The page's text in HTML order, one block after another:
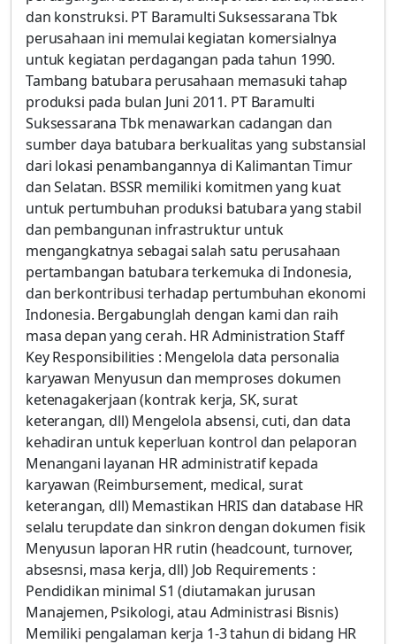
dan konstruksi. PT Baramulti Suksessarana Tbk
perusahaan ini memulai kegiatan komersialnya
untuk kegiatan perdagangan pada tahun 1990.
Tambang batubara perusahaan memasuki tahap
produksi pada bulan Juni 2011. PT Baramulti
Suksessarana Tbk menawarkan cadangan dan
sumber daya batubara berkualitas yang substansial
dari lokasi penambangannya di Kalimantan Timur
dan Selatan. BSSR memiliki komitmen yang kuat
untuk pertumbuhan produksi batubara yang stabil
dan pembangunan infrastruktur untuk
mengangkatnya sebagai salah satu perusahaan
pertambangan batubara terkemuka di Indonesia,
dan berkontribusi terhadap pertumbuhan ekonomi
Indonesia. Bergabunglah dengan kami dan raih
masa depan yang cerah. HR Administration Staff
Key Responsibilities : Mengelola data personalia
karyawan Menyusun dan memproses dokumen
ketenagakerjaan (kontrak kerja, SK, surat
keterangan, dll) Mengelola absensi, cuti, dan data
kehadiran untuk keperluan kontrol dan pelaporan
Menangani layanan HR administratif kepada
karyawan (Reimbursement, medical, surat
keterangan, dll) Memastikan HRIS dan database HR
selalu terupdate dan sinkron dengan dokumen fisik
Menyusun laporan HR rutin (headcount, turnover,
absesnsi, masa kerja, dll) Job Requirements :
Pendidikan minimal S1 (diutamakan jurusan
Manajemen, Psikologi, atau Administrasi Bisnis)
Memiliki pengalaman kerja 1-3 tahun di bidang HR